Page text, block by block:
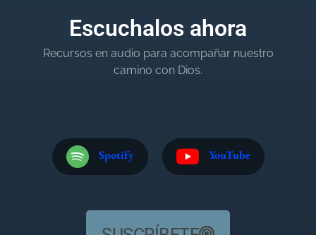
Escuchalos ahora
Recursos en audio para acompañar nuestro
camino con Dios.
Spotify YouTube